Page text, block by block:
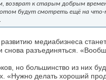
возврат к старым добрым
будут смотреть ещё на
медиабизнеса
снова разъединяться.
но большинство из них
«Нужно делать хороший